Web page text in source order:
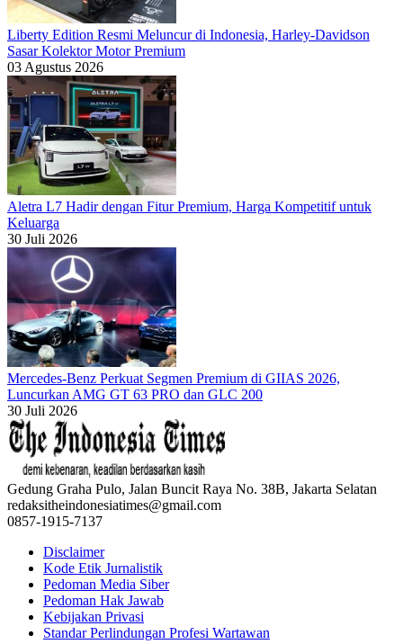
Liberty Edition Resmi Meluncur di Indonesia, Harley-Davidson
Sasar Kolektor Motor Premium
03 Agustus 2026
Aletra L7 Hadir dengan Fitur Premium, Harga Kompetitif untuk
Keluarga
30 Juli 2026
Mercedes-Benz Perkuat Segmen Premium di GIIAS 2026,
Luncurkan AMG GT 63 PRO dan GLC 200
30 Juli 2026
Gedung Graha Pulo, Jalan Buncit Raya No. 38B, Jakarta Selatan
redaksitheindonesiatimes@gmail.com
0857-1915-7137
Disclaimer
Kode Etik Jurnalistik
Pedoman Media Siber
Pedoman Hak Jawab
Kebijakan Privasi
Standar Perlindungan Profesi Wartawan